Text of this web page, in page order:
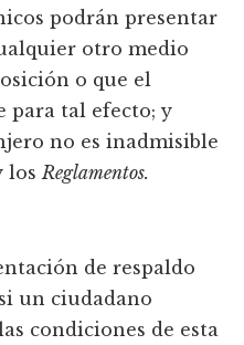
podrán presentar
otro medio
o que el
para tal efecto; y
no es inadmisible
losReglamentos.
de respaldo
un ciudadano
condiciones de esta